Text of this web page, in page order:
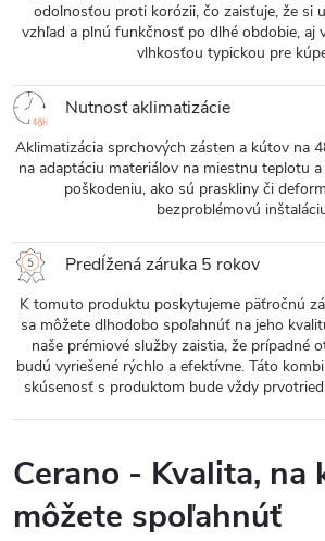
odolnosťou proti korózii, čo zaisťuje, že si
vzhľad a plnú funkčnosť po dlhé obdobie, aj
vlhkosťou typickou pre
Nutnosť aklimatizácie
Aklimatizácia sprchových zásten a kútov na
na adaptáciu materiálov na miestnu teplotu
poškodeniu, ako sú praskliny či
bezproblémovú
Predĺžená záruka 5 rokov
K tomuto produktu poskytujeme päťročnú
sa môžete dlhodobo spoľahnúť na jeho
naše prémiové služby zaistia, že prípadné
budú vyriešené rýchlo a efektívne. Táto
skúsenosť s produktom bude vždy
Cerano - Kvalita, na
môžete spoľahnúť